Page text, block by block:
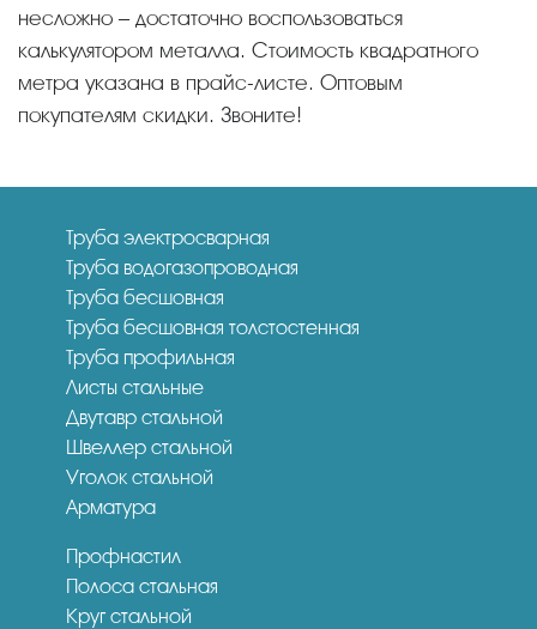
несложно – достаточно воспользоваться
калькулятором металла. Стоимость квадратного
метра указана в прайс-листе. Оптовым
покупателям скидки. Звоните!
Труба электросварная
Труба водогазопроводная
Труба бесшовная
Труба бесшовная толстостенная
Труба профильная
Листы стальные
Двутавр стальной
Швеллер стальной
Уголок стальной
Арматура
Профнастил
Полоса стальная
Круг стальной